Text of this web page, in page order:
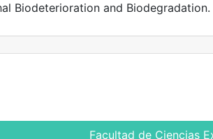
Biodeterioration and Biodegradation.
Facultad de Ciencias